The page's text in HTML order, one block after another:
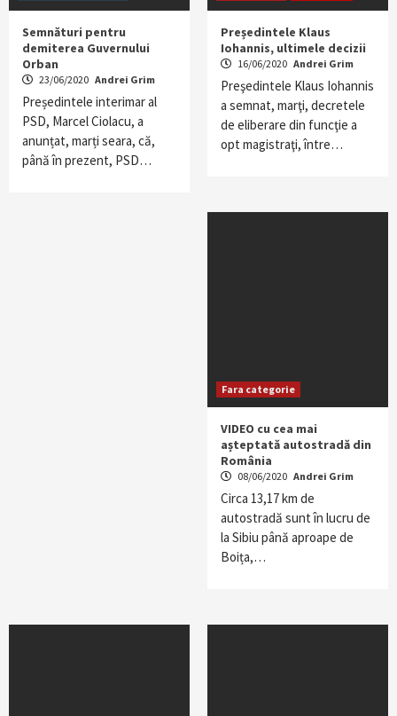
Semnături pentru
demiterea Guvernului
Orban
23/06/2020 Andrei Grim
Președintele interimar al
PSD, Marcel Ciolacu, a
anunțat, marți seara, că,
până în prezent, PSD…
Președintele Klaus
Iohannis, ultimele decizii
16/06/2020 Andrei Grim
Preşedintele Klaus Iohannis
a semnat, marţi, decretele
de eliberare din funcţie a
opt magistraţi, între…
Fara categorie
VIDEO cu cea mai
așteptată autostradă din
România
08/06/2020 Andrei Grim
Circa 13,17 km de
autostradă sunt în lucru de
la Sibiu până aproape de
Boița,…